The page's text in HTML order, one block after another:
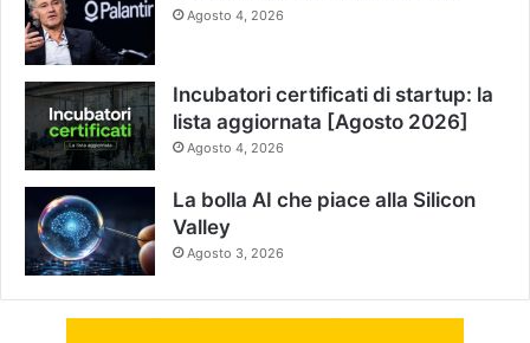
Agosto 4, 2026
Incubatori certificati di startup: la
lista aggiornata [Agosto 2026]
Agosto 4, 2026
La bolla AI che piace alla Silicon
Valley
Agosto 3, 2026